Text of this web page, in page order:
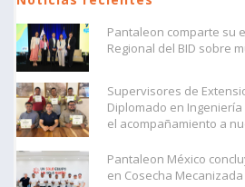
Pantaleon comparte su
Regional del BID sobre
Supervisores de
Diplomado en
el acompañamiento a
Pantaleon México
en Cosecha Mecanizada